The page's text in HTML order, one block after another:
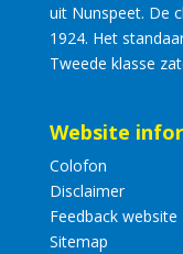
uit Nunspeet. De
1924. Het
Tweede klasse
Website
Colofon
Disclaimer
Feedback website
Sitemap